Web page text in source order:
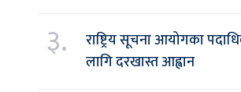
३.
राष्ट्रिय सूचना आयोगका
लागि दरखास्त आह्वान